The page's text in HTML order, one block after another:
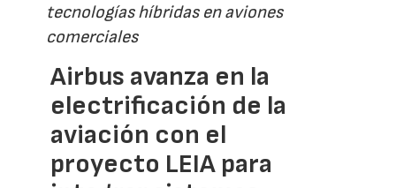
tecnologías híbridas en aviones
comerciales
Airbus avanza en la
electrificación de la
aviación con el
proyecto LEIA para